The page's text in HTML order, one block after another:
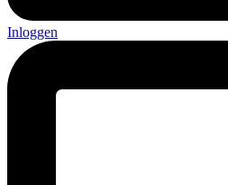
Inloggen